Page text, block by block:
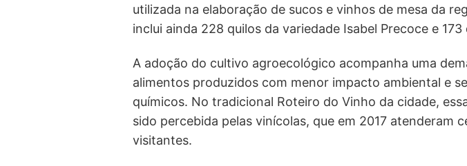
utilizada na elaboração de sucos e vinhos de mesa da
inclui ainda 228 quilos da variedade Isabel Precoce e 173
A adoção do cultivo agroecológico acompanha uma
alimentos produzidos com menor impacto ambiental e
químicos. No tradicional Roteiro do Vinho da cidade,
sido percebida pelas vinícolas, que em 2017 atenderam
visitantes.